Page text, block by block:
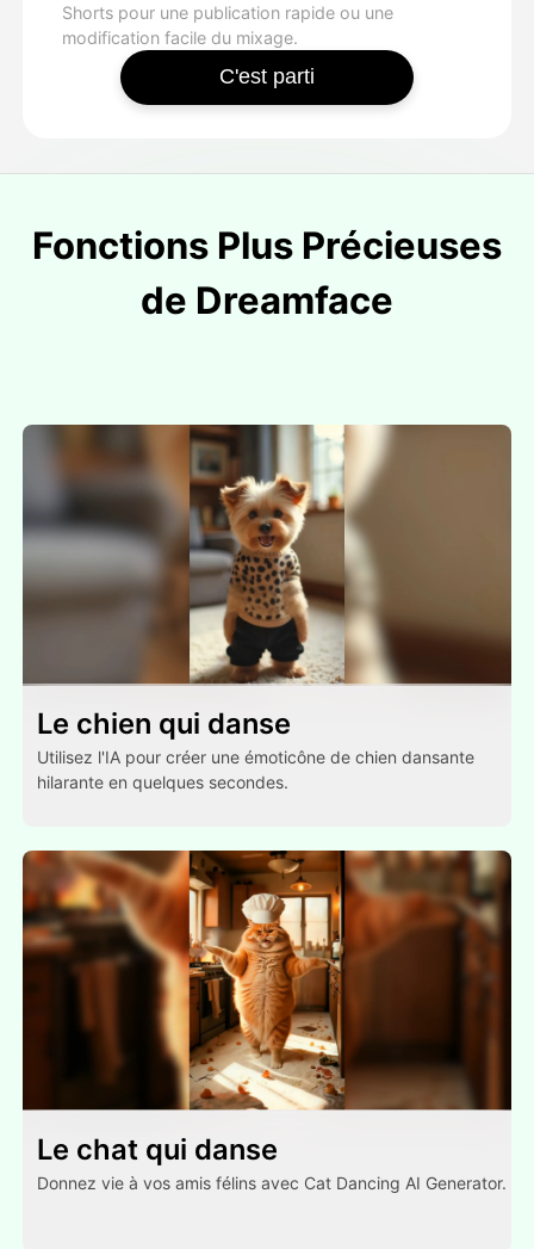
Shorts pour une publication rapide ou une
modification facile du mixage.
C'est parti
Fonctions Plus Précieuses
de Dreamface
Le chien qui danse
Utilisez l'IA pour créer une émoticône de chien dansante
hilarante en quelques secondes.
Le chat qui danse
Donnez vie à vos amis félins avec Cat Dancing AI Generator.